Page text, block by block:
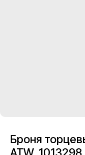
Броня